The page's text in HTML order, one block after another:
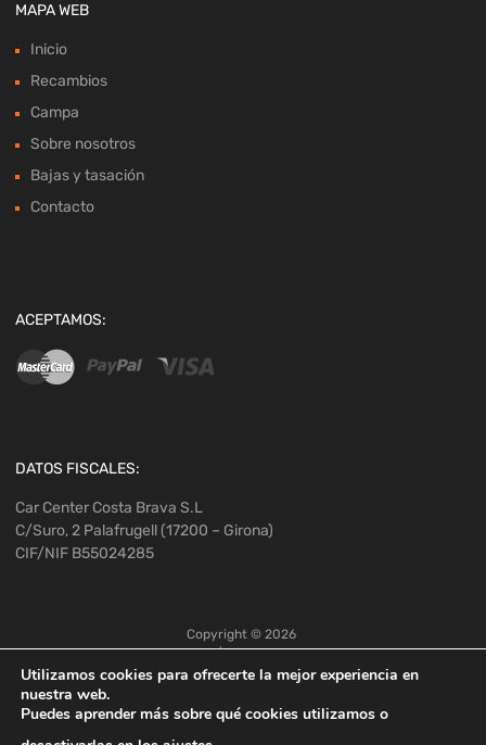
MAPA WEB
Inicio
Recambios
Campa
Sobre nosotros
Bajas y tasación
Contacto
ACEPTAMOS:
DATOS FISCALES:
Car Center Costa Brava S.L
C/Suro, 2 Palafrugell (17200 – Girona)
CIF/NIF B55024285
Copyright © 2026
Utilizamos cookies para ofrecerte la mejor experiencia en
nuestra web.
Puedes aprender más sobre qué cookies utilizamos o